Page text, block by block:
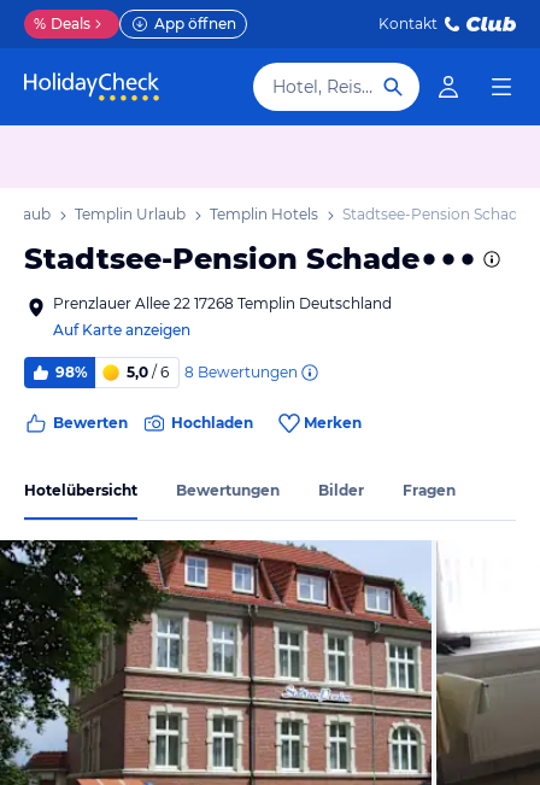
% Deals App öffnen Kontakt
Hotel, Reiseziel
Templin Urlaub Templin Hotels Stadtsee-Pension Schade
Stadtsee-Pension Schade
Prenzlauer Allee 22 17268 Templin Deutschland
Auf Karte anzeigen
98% 5,0 / 6 8 Bewertungen
Bewerten Hochladen Merken
Hotelübersicht Bewertungen Bilder Fragen
von